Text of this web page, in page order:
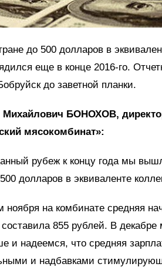
до 500 долларов в
еще в конце 2016‑го.
до заветной планки.
Михайлович БОНОХОВ,
мясокомбинат»:
рубеж к концу года мы
долларов в эквиваленте
ноября на комбинате средняя
составила 855 рублей. В
и надеемся, что средняя
и надбавками